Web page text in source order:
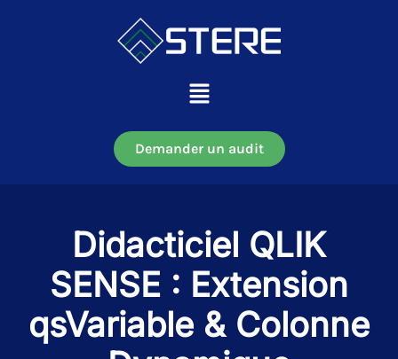
Main
Menu
Demander un audit
Didacticiel QLIK
SENSE : Extension
qsVariable & Colonne